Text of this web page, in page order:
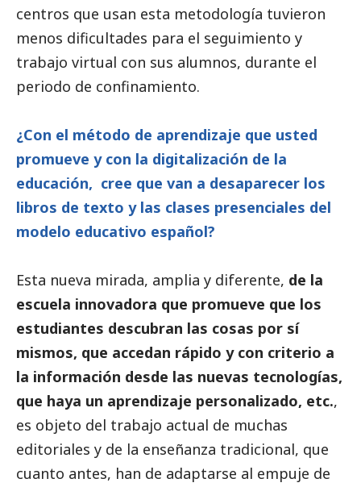
centros que usan esta metodología tuvieron
menos dificultades para el seguimiento y
trabajo virtual con sus alumnos, durante el
periodo de confinamiento.
¿Con el método de aprendizaje que usted
promueve y con la digitalización de la
educación, cree que van a desaparecer los
libros de texto y las clases presenciales del
modelo educativo español?
Esta nueva mirada, amplia y diferente, de la
escuela innovadora que promueve que los
estudiantes descubran las cosas por sí
mismos, que accedan rápido y con criterio a
la información desde las nuevas tecnologías,
que haya un aprendizaje personalizado, etc.,
es objeto del trabajo actual de muchas
editoriales y de la enseñanza tradicional, que
cuanto antes, han de adaptarse al empuje de